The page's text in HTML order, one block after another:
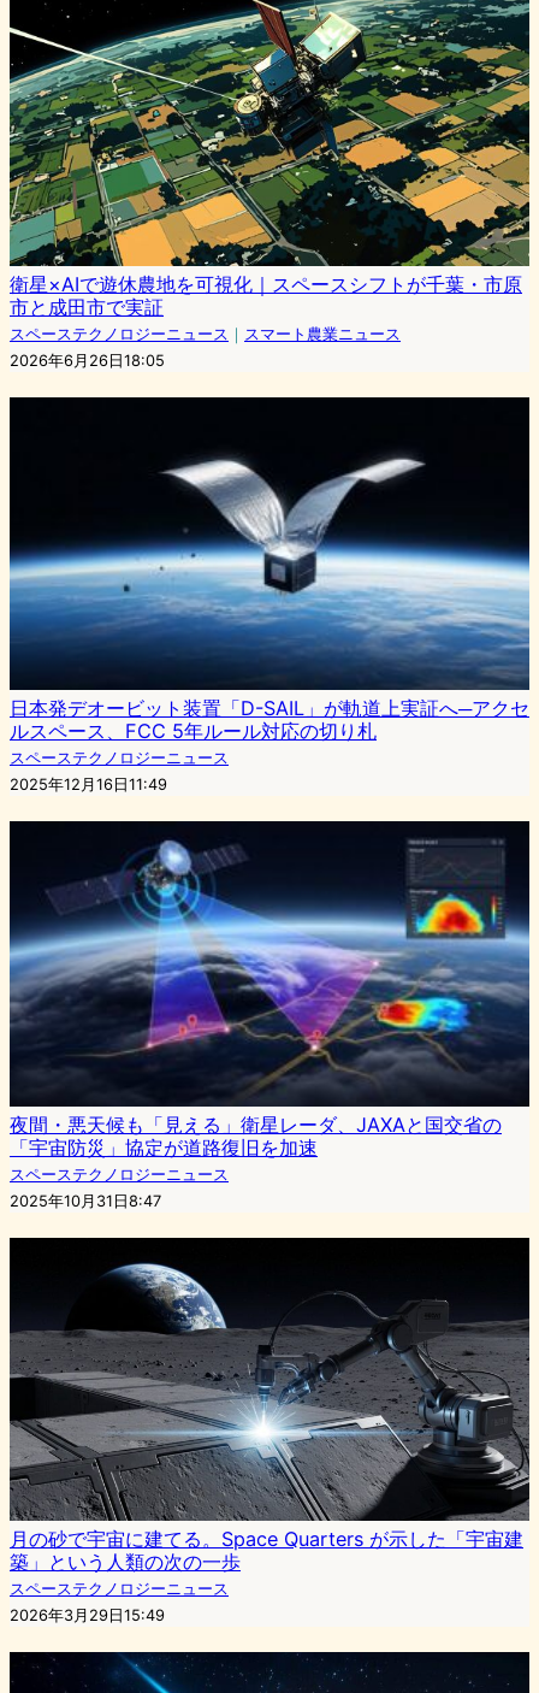
衛星×AIで遊休農地を可視化｜スペースシフトが千葉・市原
市と成田市で実証
スペーステクノロジーニュース ｜ スマート農業ニュース
2026年6月26日18:05
日本発デオービット装置「D-SAIL」が軌道上実証へ─アクセ
ルスペース、FCC 5年ルール対応の切り札
スペーステクノロジーニュース
2025年12月16日11:49
夜間・悪天候も「見える」衛星レーダ、JAXAと国交省の
「宇宙防災」協定が道路復旧を加速
スペーステクノロジーニュース
2025年10月31日8:47
月の砂で宇宙に建てる。Space Quarters が示した「宇宙建
築」という人類の次の一歩
スペーステクノロジーニュース
2026年3月29日15:49